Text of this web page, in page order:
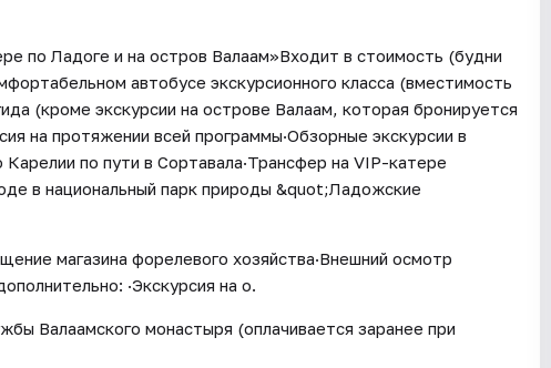
по Ладоге и на остров Валаам»Входит в стоимость (будни
автобусе экскурсионного класса (вместимость
(кроме экскурсии на острове Валаам, которая бронируется
на протяжении всей программы·Обзорные экскурсии в
по пути в Сортавала·Трансфер на VIP-катере
в национальный парк природы &quot;Ладожские
магазина форелевого хозяйства·Внешний осмотр
·Экскурсия на о.
Валаамского монастыря (оплачивается заранее при